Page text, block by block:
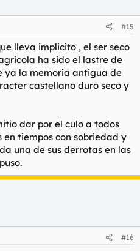
#15
lleva implicito , el ser seco
ha sido el lastre de
ya la memoria antigua de
castellano duro seco y
dar por el culo a todos
en tiempos con sobriedad y
una de sus derrotas en las
#16